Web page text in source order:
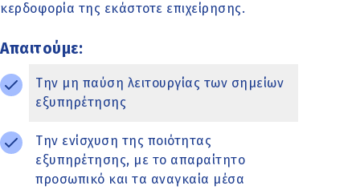
κερδοφορία της εκάστοτε επιχείρησης.
Απαιτούμε:
Την μη παύση λειτουργίας των σημείων
εξυπηρέτησης
Την ενίσχυση της ποιότητας
εξυπηρέτησης, με το απαραίτητο
προσωπικό και τα αναγκαία μέσα